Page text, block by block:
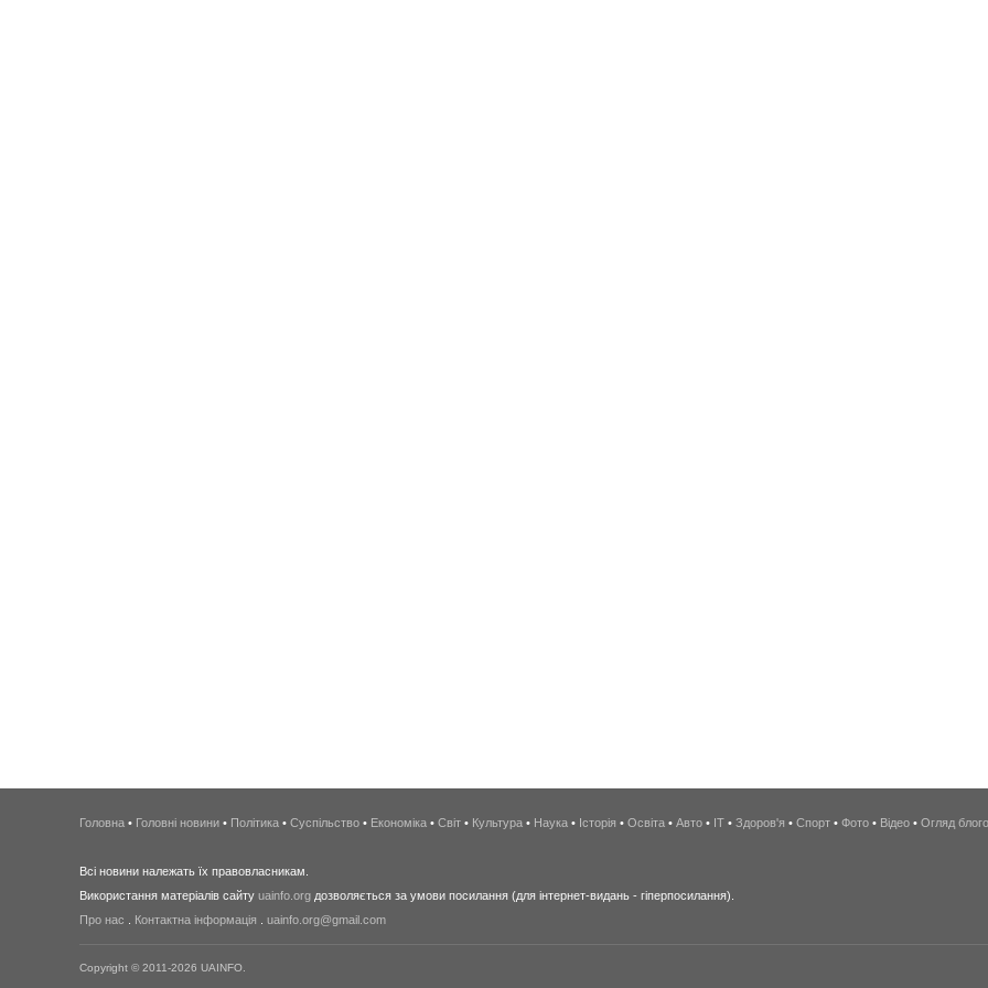
Головна • Головні новини • Політика • Суспільство • Економіка • Світ • Культура • Наука • Історія • Освіта • Авто • IT • Здоров'я • Спорт • Фото • Відео • Огляд
Всі новини належать їх правовласникам.
Використання матеріалів сайту uainfo.org дозволяється за умови посилання (для інтернет-видань - гіперпосилання).
Про нас
Контактна інформація uainfo.org@gmail.com
Copyright © 2011-2026 UAINFO.